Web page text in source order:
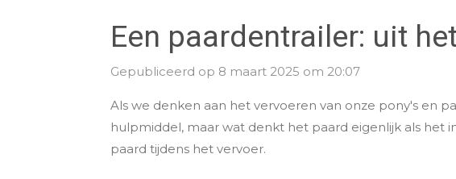
Een paardentrailer: uit
Gepubliceerd op 8 maart 2025 om 20:07
Als we denken aan het vervoeren van onze pony's en
hulpmiddel, maar wat denkt het paard eigenlijk als het
paard tijdens het vervoer.